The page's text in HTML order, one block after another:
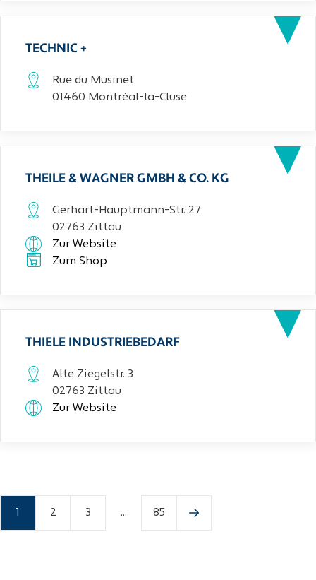
TECHNIC +
Rue du Musinet
01460 Montréal-la-Cluse
THEILE & WAGNER GMBH & CO. KG
Gerhart-Hauptmann-Str. 27
02763 Zittau
Zur Website
Zum Shop
THIELE INDUSTRIEBEDARF
Alte Ziegelstr. 3
02763 Zittau
Zur Website
2 3 ... 85